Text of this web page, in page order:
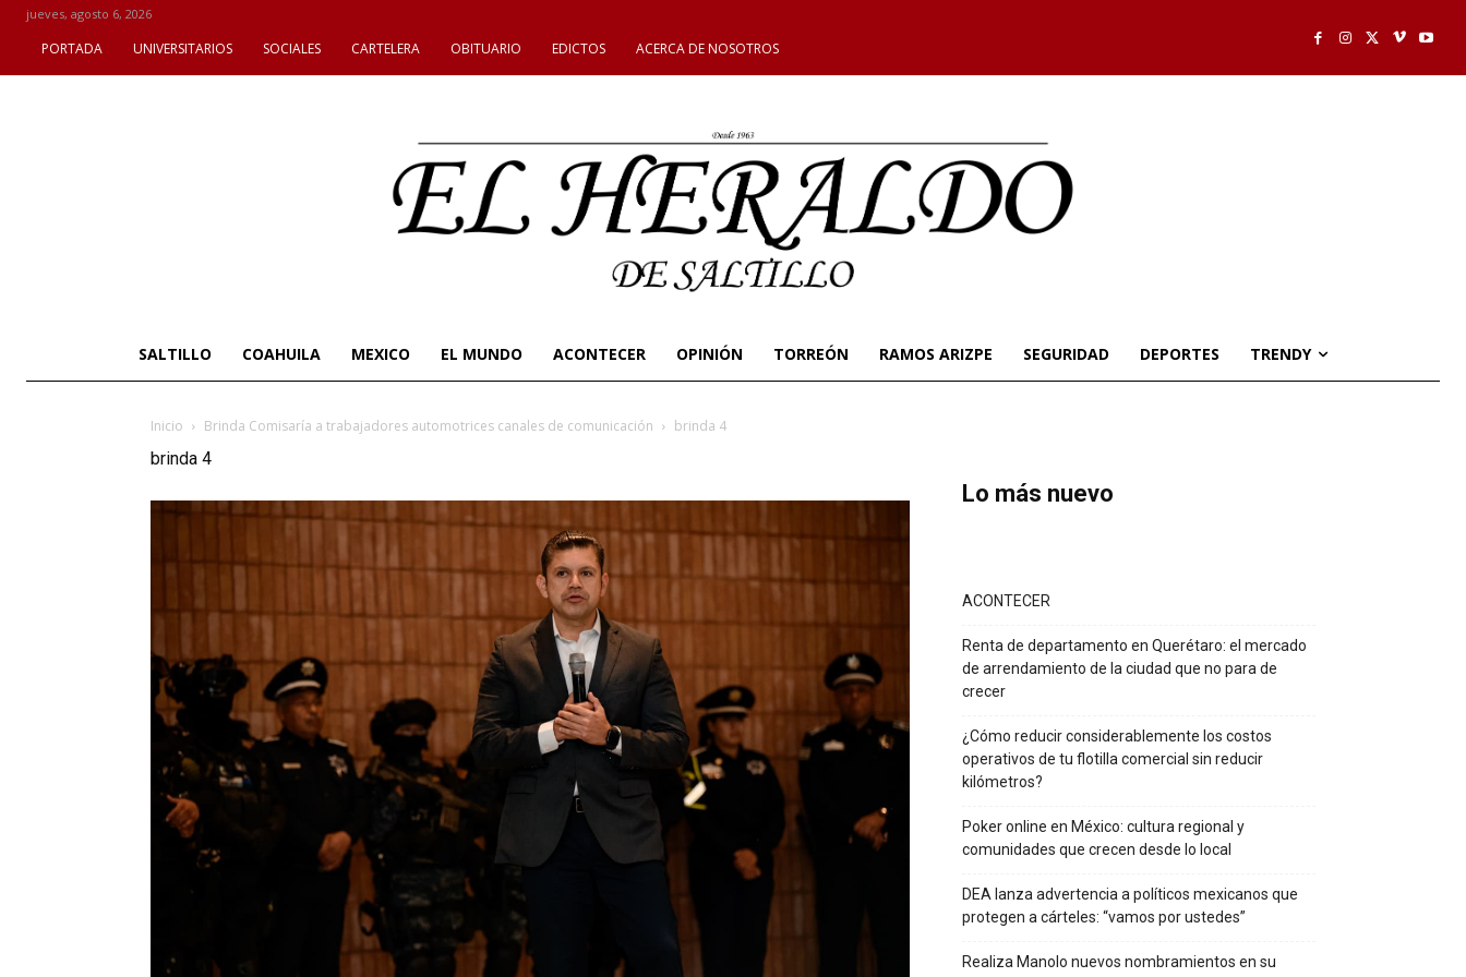
jueves, agosto 6, 2026
PORTADA UNIVERSITARIOS SOCIALES CARTELERA OBITUARIO EDICTOS ACERCA DE NOSOTROS
SALTILLO COAHUILA MEXICO EL MUNDO ACONTECER OPINIÓN TORREÓN RAMOS ARIZPE SEGURIDAD DEPORTES TRENDY
Inicio Brinda Comisaría a trabajadores automotrices canales de comunicación brinda 4
brinda 4
Lo más nuevo
ACONTECER
Renta de departamento en Querétaro: el mercado
de arrendamiento de la ciudad que no para de
crecer
¿Cómo reducir considerablemente los costos
operativos de tu flotilla comercial sin reducir
kilómetros?
Poker online en México: cultura regional y
comunidades que crecen desde lo local
DEA lanza advertencia a políticos mexicanos que
protegen a cárteles: “vamos por ustedes”
Realiza Manolo nuevos nombramientos en su